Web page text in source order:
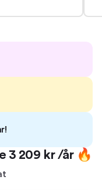
3 209 kr /år 🔥